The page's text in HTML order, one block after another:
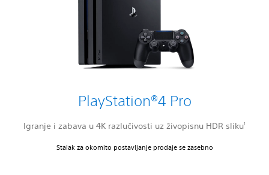
PlayStation®4 Pro
Igranje i zabava u 4K razlučivosti uz živopisnu HDR sliku1
Stalak za okomito postavljanje prodaje se zasebno